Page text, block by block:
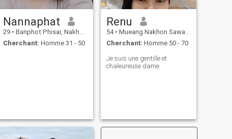
Nannaphat
29 • Banphot Phisai, Nakhon Sawan, Thailande
Cherchant: Homme 31 - 50
Renu
54 • Mueang Nakhon Sawan, Nakhon Sawan, Thailande
Cherchant: Homme 50 - 70
Je suis une gentille et
chaleureuse dame.